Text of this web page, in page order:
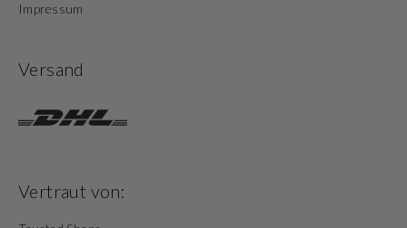
Impressum
Versand
Vertraut von: